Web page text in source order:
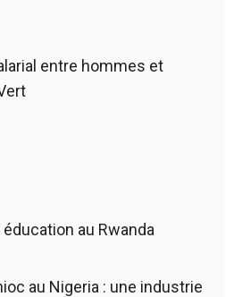
entre hommes et
au Rwanda
au Nigeria : une industrie